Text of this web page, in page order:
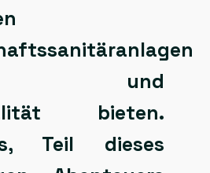
und
bieten.
Teil dieses